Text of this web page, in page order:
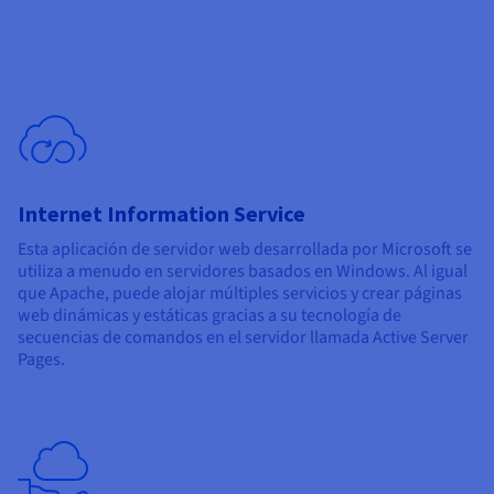
Internet Information Service
Esta aplicación de servidor web desarrollada por Microsoft se
utiliza a menudo en servidores basados en Windows. Al igual
que Apache, puede alojar múltiples servicios y crear páginas
web dinámicas y estáticas gracias a su tecnología de
secuencias de comandos en el servidor llamada Active Server
Pages.